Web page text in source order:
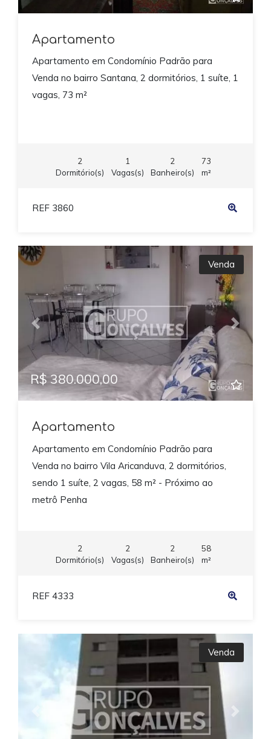
Apartamento
Apartamento em Condomínio Padrão para
Venda no bairro Santana, 2 dormitórios, 1 suíte, 1
vagas, 73 m²
2
Dormitório(s)
1
Vagas(s)
2
Banheiro(s)
73
m²
REF 3860
Previous Next
Venda
R$ 380.000,00
Apartamento
Apartamento em Condomínio Padrão para
Venda no bairro Vila Aricanduva, 2 dormitórios,
sendo 1 suíte, 2 vagas, 58 m² - Próximo ao
metrô Penha
2
Dormitório(s)
2
Vagas(s)
2
Banheiro(s)
58
m²
REF 4333
Next
Venda